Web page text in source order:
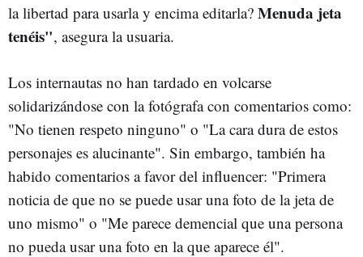
la libertad para usarla y encima editarla? Menuda jeta
tenéis", asegura la usuaria.
Los internautas no han tardado en volcarse
solidarizándose con la fotógrafa con comentarios como:
"No tienen respeto ninguno" o "La cara dura de estos
personajes es alucinante". Sin embargo, también ha
habido comentarios a favor del influencer: "Primera
noticia de que no se puede usar una foto de la jeta de
uno mismo" o "Me parece demencial que una persona
no pueda usar una foto en la que aparece él".